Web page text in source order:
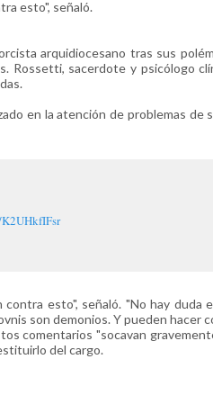
esto", señaló.
arquidiocesano tras sus
Rossetti, sacerdote y psicólogo
en la atención de problemas de
esto", señaló. "No hay duda
son demonios. Y pueden hacer
comentarios "socavan
del cargo.